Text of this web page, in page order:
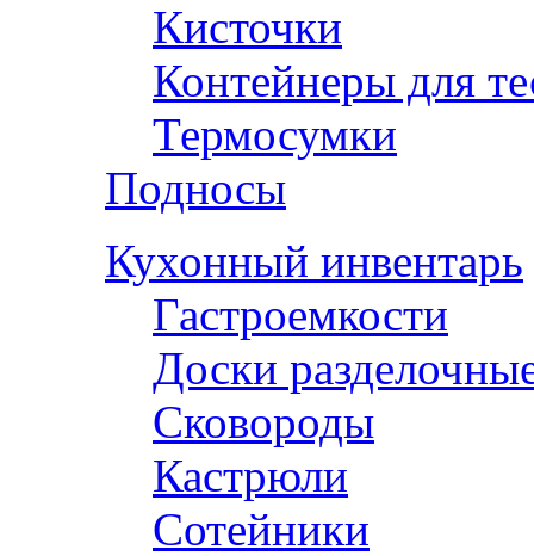
Кисточки
Контейнеры для
Термосумки
Подносы
Кухонный инвентарь
Гастроемкости
Доски
Сковороды
Кастрюли
Сотейники